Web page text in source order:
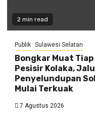
2 min read
Publik Sulawesi Selatan
Bongkar Muat Tiap
Pesisir Kolaka,
Penyelundupan
Mulai Terkuak
7 Agustus 2026